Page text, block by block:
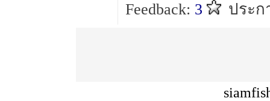
Feedback: 3 ประก